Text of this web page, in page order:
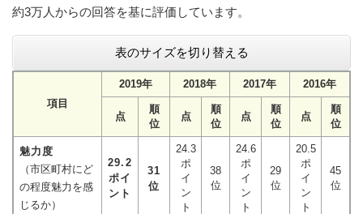
約3万人からの回答を基に評価しています。
表のサイズを切り替える
項目
2019年 2018年 2017年 2016年
点
順
位
点
順
位
点
順
位
点
順
位
魅力度
（市区町村にど
の程度魅力を感
じるか）
29.2
ポイ
ント
31
位
24.3
ポ
イ
ン
ト
38
位
24.6
ポ
イ
ン
ト
29
位
20.5
ポ
イ
ン
ト
45
位